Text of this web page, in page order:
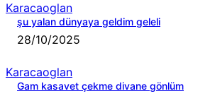
Karacaoglan
şu yalan dünyaya geldim geleli
28/10/2025
Karacaoglan
Gam kasavet çekme divane gönlüm